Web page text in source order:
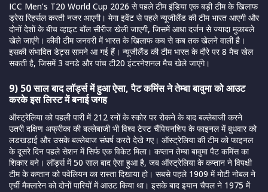
ICC Men’s T20 World Cup 2026 से पहले टीम इंडिया एक बड़ी टीम के खिलाफ
ड्रेस रिहर्सल करती नजर आएगी। मेगा इवेंट से पहले न्यूजीलैंड की टीम भारत आएगी और
दोनों देशों के बीच व्हाइट बॉल सीरीज खेली जाएगी, जिसमें आधा दर्जन से ज्यादा मुकाबले
खेले जाएंगे। कीवी टीम जनवरी में भारत के खिलाफ कब से कब तक खेलने वाली है।
इसकी संभावित डेट्स सामने आ गई हैं। न्यूजीलैंड की टीम भारत के दौरे पर 8 मैच खेल
सकती है, जिसमें 3 वनडे और पांच टी20 इंटरनेशनल मैच खेले जाएंगे।
9) 50 साल बाद लॉर्ड्स में हुआ ऐसा, पैट कमिंस ने तेम्बा बावुमा को आउट
करके इस लिस्ट में बनाई जगह
ऑस्ट्रेलिया को पहली पारी में 212 रनों के स्कोर पर रोकने के बाद बल्लेबाजी करने
उतरी दक्षिण अफ्रीका की बल्लेबाजी भी विश्व टेस्ट चैंपियनशिप के फाइनल में बुधवार को
लडखड़ाई और उसके बल्लेबाज संघर्ष करते देखे गए। ऑस्ट्रेलिया की टीम को फाइनल
के दूसरे दिन पहले सेशन में सिर्फ एक विकेट मिला। कप्तान तेम्बा बावुमा पैट कमिंस का
शिकार बने। लॉर्ड्स में 50 साल बाद ऐसा हुआ है, जब ऑस्ट्रेलिया के कप्तान ने विपक्षी
टीम के कप्तान को पवेलियन का रास्ता दिखाया हो। सबसे पहले 1909 में मोटी नोबल ने
एर्ची मैक्लारेन को दोनों पारियों में आउट किया था। इसके बाद इयान चैपल ने 1975 में